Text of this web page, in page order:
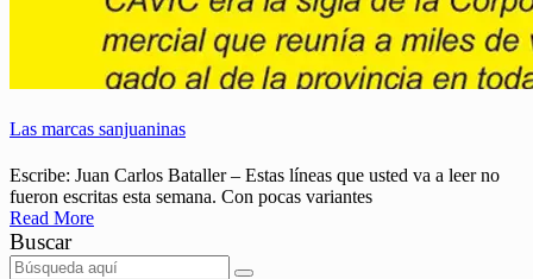
Las marcas sanjuaninas
Escribe: Juan Carlos Bataller – Estas líneas que usted va a leer no
fueron escritas esta semana. Con pocas variantes
Read More
Buscar